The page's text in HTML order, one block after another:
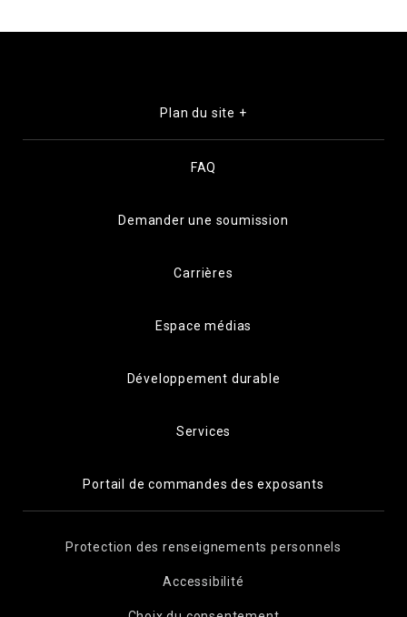
Plan du site +
FAQ
Demander une soumission
Carrières
Espace médias
Développement durable
Services
Portail de commandes des exposants
Protection des renseignements personnels
Accessibilité